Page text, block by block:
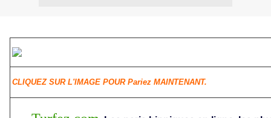
CLIQUEZ SUR L'IMAGE POUR Pariez MAINTENANT.